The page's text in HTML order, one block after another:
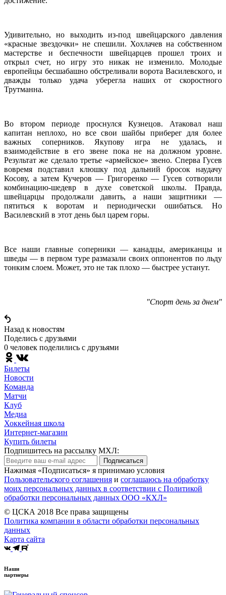
Удивительно, но выходить из-под швейцарского давления
«красные звездочки» не спешили. Хохлачев на собственном
мастерстве и беспечности швейцарцев прошел троих и
открыл счет, но игру это никак не изменило. Молодые
европейцы бесшабашно обстреливали ворота Василевского, и
дважды только удача уберегла наших от скоростного
Трутманна.
Во втором периоде проснулся Кузнецов. Атаковал наш
капитан неплохо, но все свои шайбы приберег для более
важных соперников. Якупову игра не удалась, и
взаимодействие в его звене пока не на должном уровне.
Результат же сделало третье «армейское» звено. Сперва Гусев
вовремя подставил клюшку под дальний бросок наудачу
Косову, а затем Кучеров — Григоренко — Гусев сотворили
комбинацию-шедевр в духе советской школы. Правда,
швейцарцы продолжали давить, а наши защитники —
пятиться к воротам и периодически ошибаться. Но
Василевский в этот день был царем горы.
Все наши главные соперники — канадцы, американцы и
шведы — в первом туре размазали своих оппонентов по льду
тонким слоем. Может, это не так плохо — быстрее устанут.
"Спорт день за днем"
Назад к новостям
Поделись c друзьями
0 человек поделились c друзьями
Билеты
Новости
Команда
Матчи
Клуб
Медиа
Хоккейная школа
Интернет-магазин
Купить билеты
Подпишитесь на рассылку МХЛ:
Подписаться
Нажимая «Подписаться» я принимаю условия
Пользовательского соглашения и соглашаюсь на обработку
моих персональных данных в соответствии с Политикой
обработки персональных данных ООО «КХЛ»
© ЦСКА 2018 Все права защищены
Политика компании в области обработки персональных
данных
Карта сайта
Наши
партнеры